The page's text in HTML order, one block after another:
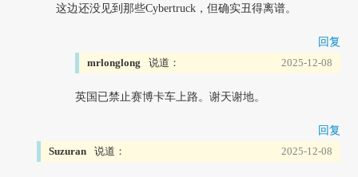
这边还没见到那些Cybertruck，但确实丑得离谱。
回复
mrlonglong 说道： 2025-12-08
英国已禁止赛博卡车上路。谢天谢地。
回复
Suzuran 说道： 2025-12-08